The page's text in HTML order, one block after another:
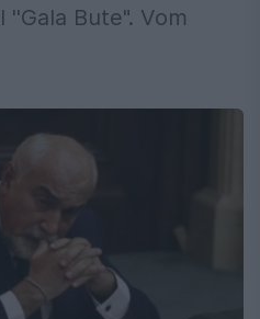
Bute". Vom